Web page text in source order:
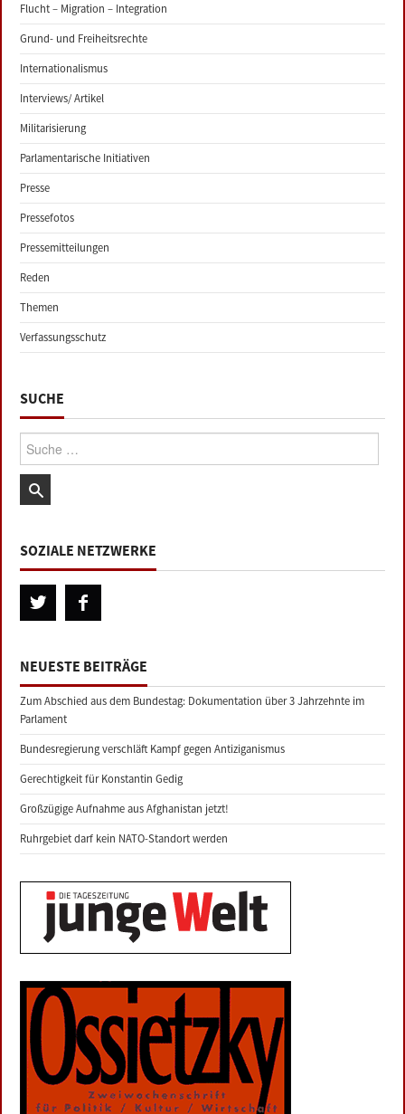
Flucht – Migration – Integration
Grund- und Freiheitsrechte
Internationalismus
Interviews/ Artikel
Militarisierung
Parlamentarische Initiativen
Presse
Pressefotos
Pressemitteilungen
Reden
Themen
Verfassungsschutz
SUCHE
Suche:
SOZIALE NETZWERKE
NEUESTE BEITRÄGE
Zum Abschied aus dem Bundestag: Dokumentation über 3 Jahrzehnte im
Parlament
Bundesregierung verschläft Kampf gegen Antiziganismus
Gerechtigkeit für Konstantin Gedig
Großzügige Aufnahme aus Afghanistan jetzt!
Ruhrgebiet darf kein NATO-Standort werden